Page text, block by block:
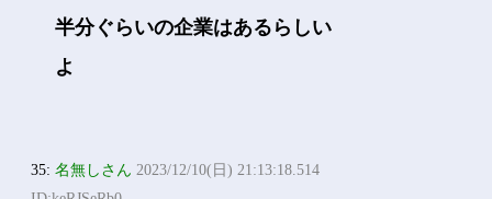
半分ぐらいの企業はあるらしい
よ
35:名無しさん 2023/12/10(日) 21:13:18.514